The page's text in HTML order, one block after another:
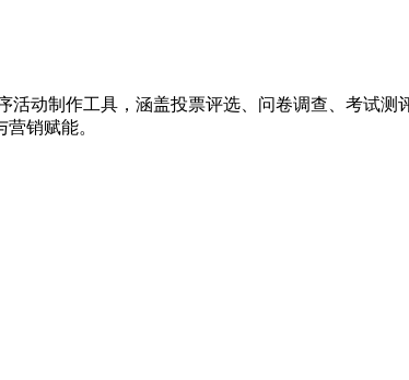
动制作工具，涵盖投票评选、问卷调查、考试测
销赋能。